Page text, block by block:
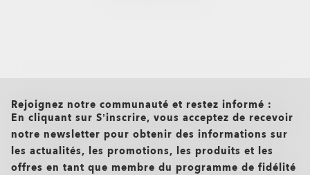
Rejoignez notre communauté et restez informé :
En cliquant sur S’inscrire, vous acceptez de recevoir
notre newsletter pour obtenir des informations sur
les actualités, les promotions, les produits et les
offres en tant que membre du programme de fidélité